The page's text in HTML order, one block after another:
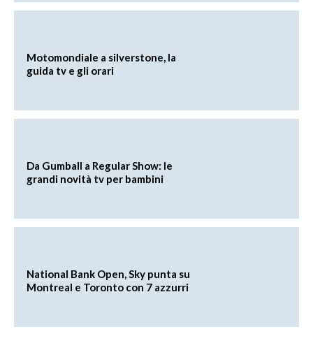
Motomondiale a silverstone, la
guida tv e gli orari
Da Gumball a Regular Show: le
grandi novità tv per bambini
National Bank Open, Sky punta su
Montreal e Toronto con 7 azzurri